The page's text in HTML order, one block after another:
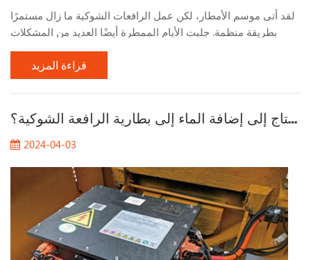
لقد أتى موسم الأمطار، لكن عمل الرافعات الشوكية ما زال مستمرًا
بطريقة منظمة. جلبت الأيام الممطرة أيضًا العديد من المشكلات
لعمل الرافعات الشوكية. دعونا نتحدث عن المشكلات التي يجب
راقب حالة الطريق عند العمل في الأيام الممطرة، يجب الانتباه إلى
حالة سطح الطريق، خاصة في الأماكن ذات الطين الكثيف بشكل
خاص. بعد هطول أمطار غزيرة، يصبح الطين رط...
قراءة المزيد
لماذا تحتاج إلى إضافة الماء إلى بطارية الرافعة الشوكية؟
2024-04-03